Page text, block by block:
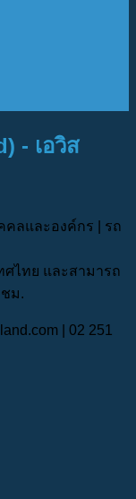
- เอวิส
คลและองค์กร | รถ
ศไทย และสามารถ
ม.
| 02 251